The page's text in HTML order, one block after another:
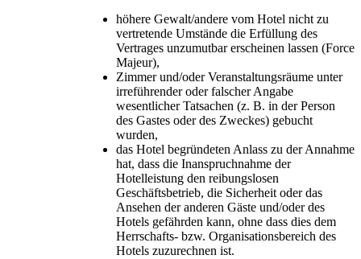
höhere Gewalt/andere vom Hotel nicht zu
vertretende Umstände die Erfüllung des
Vertrages unzumutbar erscheinen lassen (Force
Majeur),
Zimmer und/oder Veranstaltungsräume unter
irreführender oder falscher Angabe
wesentlicher Tatsachen (z. B. in der Person
des Gastes oder des Zweckes) gebucht
wurden,
das Hotel begründeten Anlass zu der Annahme
hat, dass die Inanspruchnahme der
Hotelleistung den reibungslosen
Geschäftsbetrieb, die Sicherheit oder das
Ansehen der anderen Gäste und/oder des
Hotels gefährden kann, ohne dass dies dem
Herrschafts- bzw. Organisationsbereich des
Hotels zuzurechnen ist.